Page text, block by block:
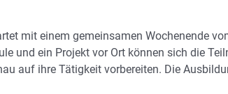
mit einem gemeinsamen Wochenende
und ein Projekt vor Ort können sich die
auf ihre Tätigkeit vorbereiten. Die